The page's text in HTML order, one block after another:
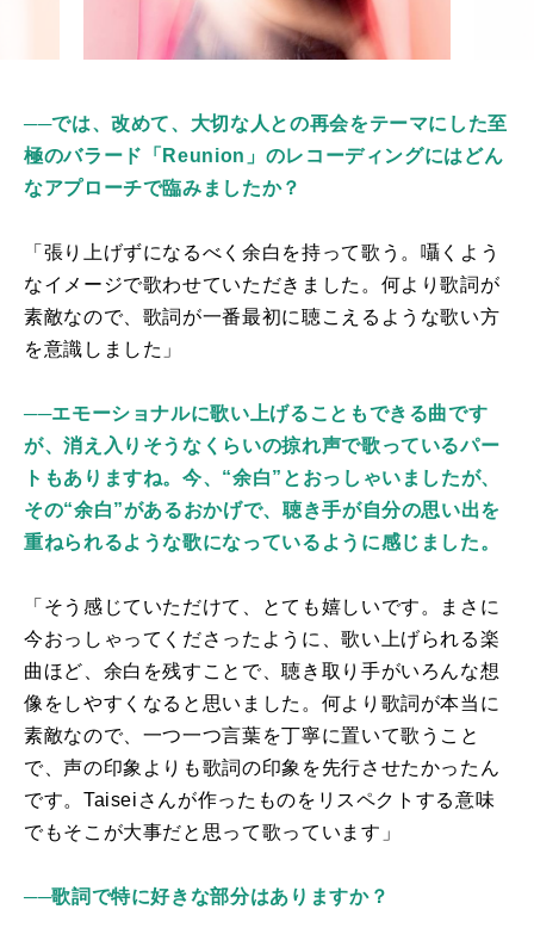
──では、改めて、大切な人との再会をテーマにした至
極のバラード「Reunion」のレコーディングにはどん
なアプローチで臨みましたか？
「張り上げずになるべく余白を持って歌う。囁くよう
なイメージで歌わせていただきました。何より歌詞が
素敵なので、歌詞が一番最初に聴こえるような歌い方
を意識しました」
──エモーショナルに歌い上げることもできる曲です
が、消え入りそうなくらいの掠れ声で歌っているパー
トもありますね。今、“余白”とおっしゃいましたが、
その“余白”があるおかげで、聴き手が自分の思い出を
重ねられるような歌になっているように感じました。
「そう感じていただけて、とても嬉しいです。まさに
今おっしゃってくださったように、歌い上げられる楽
曲ほど、余白を残すことで、聴き取り手がいろんな想
像をしやすくなると思いました。何より歌詞が本当に
素敵なので、一つ一つ言葉を丁寧に置いて歌うこと
で、声の印象よりも歌詞の印象を先行させたかったん
です。 Taisei さんが作ったものをリスペクトする意味
でもそこが大事だと思って歌っています」
──歌詞で特に好きな部分はありますか？